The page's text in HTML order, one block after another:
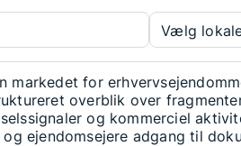
Vælg
markedet for
overblik over
og kommerciel
ejendomsejere adgang til